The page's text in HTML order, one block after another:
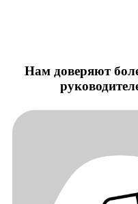
Нам доверяют